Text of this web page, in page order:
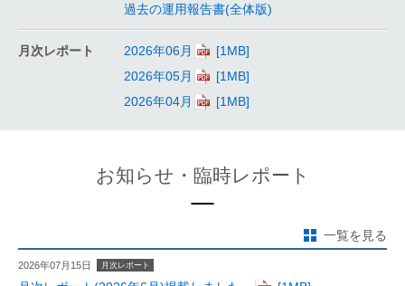
過去の運用報告書(全体版)
月次レポート
2026年06月
2026年05月
2026年04月
お知らせ・臨時レポート
一覧を見る
2026年07月15日 月次レポート